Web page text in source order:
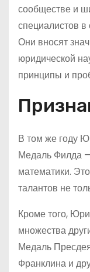
сообществе и
специалистов
Они вносят
юридической
принципы и
В том же году
Медаль Филда
математики.
талантов не
Кроме того,
множества
Медаль
Франклина и